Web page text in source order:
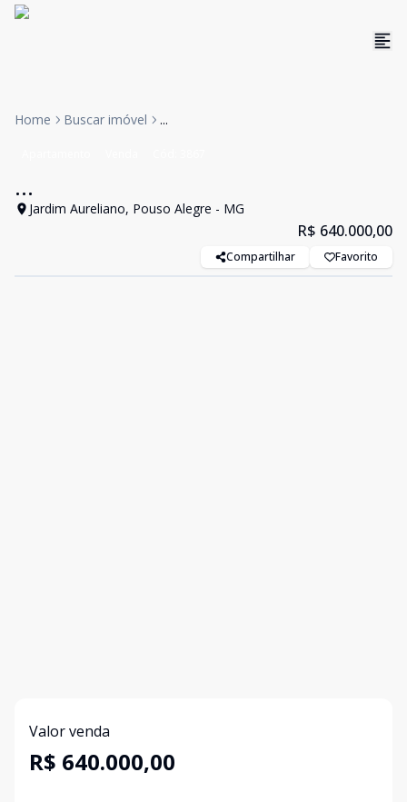
Home Buscar imóvel ...
...
Jardim Aureliano, Pouso Alegre - MG
R$ 640.000,00
Compartilhar Favorito
Valor venda
R$ 640.000,00